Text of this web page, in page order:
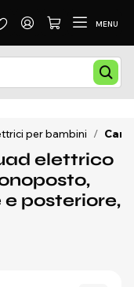
MENU
per bambini /
elettrico
posteriore,